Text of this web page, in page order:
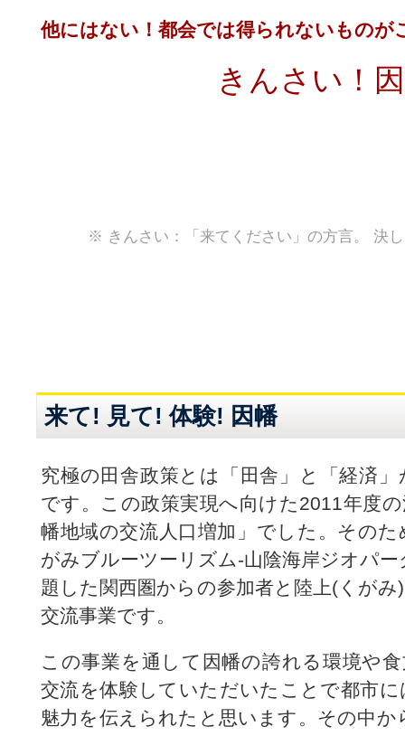
他にはない！都会では得られないものが
きんさい！
※ きんさい：「来てください」の方言。 決
来て! 見て! 体験! 因幡
究極の田舎政策とは「田舎」と「経済
です。この政策実現へ向けた2011年度
幡地域の交流人口増加」でした。その
がみブルーツーリズム-山陰海岸ジオパ
題した関西圏からの参加者と陸上(くが
交流事業です。
この事業を通して因幡の誇れる環境や
交流を体験していただいたことで都市
魅力を伝えられたと思います。その中